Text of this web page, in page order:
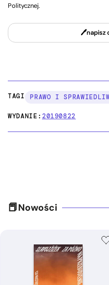
Politycznej.
napisz
TAGI: PRAWO I
WYDANIE:20190822
Nowości